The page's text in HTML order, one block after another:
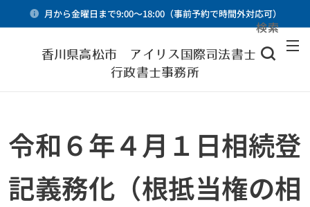
月から金曜日まで9:00～18:00（事前予約で時間外対応可）
香川県高松市 アイリス国際司法書士・
行政書士事務所
検索
令和６年４月１日相続登
記義務化（根抵当権の相